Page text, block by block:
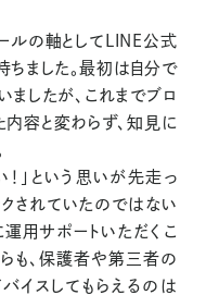
ルの軸としてLINE公式
ちました。最初は自分で
ましたが、これまでブロ
容と変わらず、知見に
」という思いが先走っ
クされていたのではない
運用サポートいただくこ
も、保護者や第三者の
イスしてもらえるのは